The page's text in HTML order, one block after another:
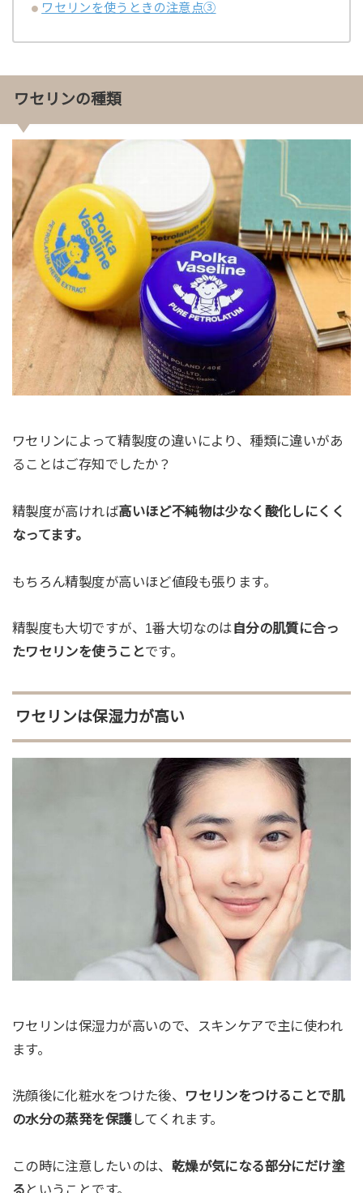
ワセリンを使うときの注意点③
ワセリンの種類
ワセリンによって精製度の違いにより、種類に違いがあ
ることはご存知でしたか？
精製度が高ければ高いほど不純物は少なく酸化しにくく
なってます。
もちろん精製度が高いほど値段も張ります。
精製度も大切ですが、1番大切なのは 自分の肌質に合っ
たワセリンを使うことです。
ワセリンは保湿力が高い
ワセリンは保湿力が高いので、スキンケアで主に使われ
ます。
洗顔後に化粧水をつけた後、
ワセリンをつけることで肌
の水分の蒸発を保護してくれます。
この時に注意したいのは、 乾燥が気になる部分にだけ塗
る ということです。